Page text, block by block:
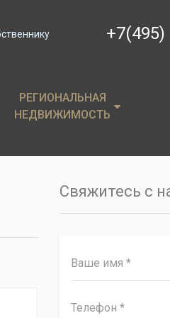
+7(495)
РЕГИОНАЛЬНАЯ
НЕДВИЖИМОСТЬ
РЕГИОНАЛЬНАЯ
НЕДВИЖИМОСТЬ
Свяжитесь с